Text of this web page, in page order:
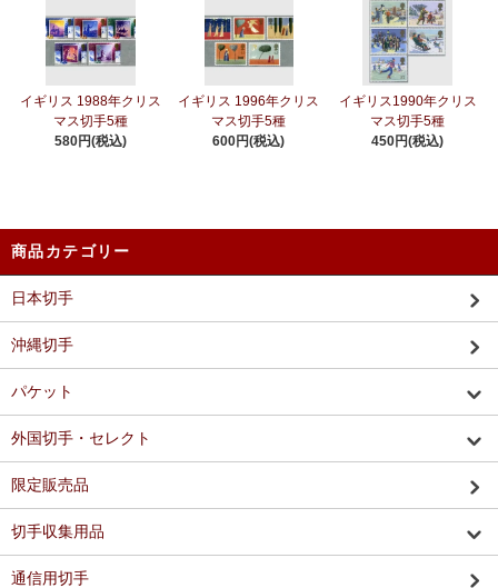
イギリス 1988年クリス
マス切手5種
580円(税込)
イギリス 1996年クリス
マス切手5種
600円(税込)
イギリス1990年クリス
マス切手5種
450円(税込)
商品カテゴリー
日本切手
沖縄切手
パケット
外国切手・セレクト
限定販売品
切手収集用品
通信用切手